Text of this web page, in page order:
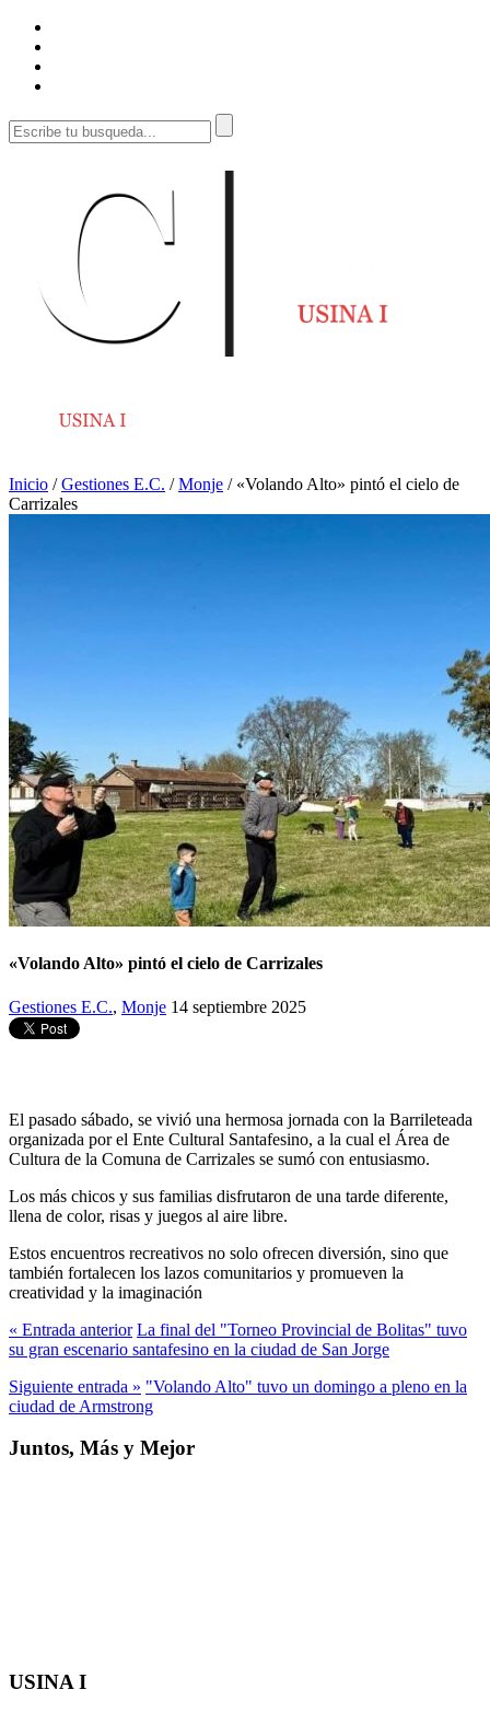
Inicio /Gestiones E.C. /Monje / «Volando Alto» pintó el cielo de
Carrizales
«Volando Alto» pintó el cielo de Carrizales
Gestiones E.C., Monje 14 septiembre 2025
El pasado sábado, se vivió una hermosa jornada con la Barrileteada
organizada por el Ente Cultural Santafesino, a la cual el Área de
Cultura de la Comuna de Carrizales se sumó con entusiasmo.
Los más chicos y sus familias disfrutaron de una tarde diferente,
llena de color, risas y juegos al aire libre.
Estos encuentros recreativos no solo ofrecen diversión, sino que
también fortalecen los lazos comunitarios y promueven la
creatividad y la imaginación
« Entrada anterior La final del "Torneo Provincial de Bolitas" tuvo
su gran escenario santafesino en la ciudad de San Jorge
Siguiente entrada » "Volando Alto" tuvo un domingo a pleno en la
ciudad de Armstrong
Juntos, Más y Mejor
USINA I